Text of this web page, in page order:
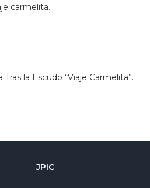
carmelita.
la Escudo “Viaje Carmelita”.
JPIC